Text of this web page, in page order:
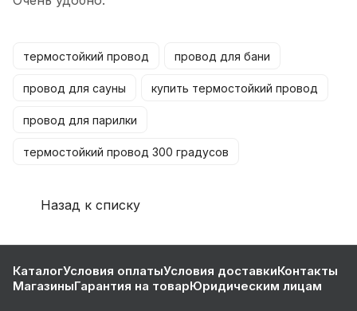
термостойкий провод провод для бани
провод для сауны купить термостойкий провод
провод для парилки
термостойкий провод 300 градусов
Назад к списку
КаталогУсловия оплатыУсловия доставкиКонтакты
МагазиныГарантия на товарЮридическим лицам